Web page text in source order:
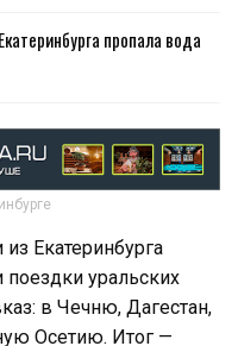
пропала вода
Екатеринбурга
уральских
в Чечню, Дагестан,
Осетию. Итог —